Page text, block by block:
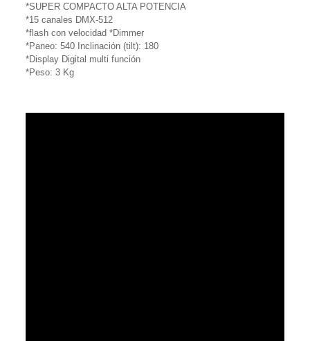
*SUPER COMPACTO ALTA POTENCIA
*15 canales DMX-512
*flash con velocidad *Dimmer
*Paneo: 540 Inclinación (tilt): 180
*Display Digital multi función
*Peso: 3 Kg